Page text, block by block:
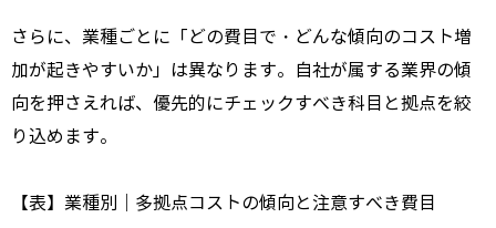
さらに、業種ごとに「どの費目で・どんな傾向のコスト増
加が起きやすいか」は異なります。自社が属する業界の傾
向を押さえれば、優先的にチェックすべき科目と拠点を絞
り込めます。
【表】業種別｜多拠点コストの傾向と注意すべき費目